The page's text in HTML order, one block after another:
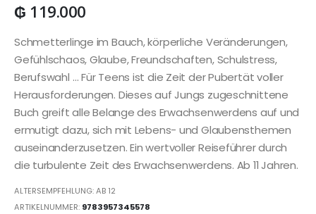
₲ 119.000
Schmetterlinge im Bauch, körperliche Veränderungen,
Gefühlschaos, Glaube, Freundschaften, Schulstress,
Berufswahl … Für Teens ist die Zeit der Pubertät voller
Herausforderungen. Dieses auf Jungs zugeschnittene
Buch greift alle Belange des Erwachsenwerdens auf und
ermutigt dazu, sich mit Lebens- und Glaubensthemen
auseinanderzusetzen. Ein wertvoller Reiseführer durch
die turbulente Zeit des Erwachsenwerdens. Ab 11 Jahren.
ALTERSEMPFEHLUNG: AB 12
ARTIKELNUMMER: 9783957345578